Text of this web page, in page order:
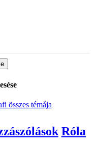
összes témája
Róla